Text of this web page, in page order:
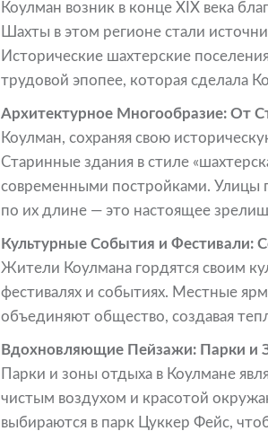
Коулман возник в конце XIX века
Шахты в этом регионе стали
Исторические шахтерские
трудовой эпопее, которая сделала
Архитектурное Многообразие: От
Коулман, сохраняя свою
Старинные здания в стиле
современными постройками. Улицы
по их длине — это настоящее
Культурные События и Фестивали:
Жители Коулмана гордятся своим
фестивалях и событиях. Местные
объединяют общество, создавая
Вдохновляющие Пейзажи: Парки и
Парки и зоны отдыха в Коулмане
чистым воздухом и красотой
выбираются в парк Цуккер Фейс,